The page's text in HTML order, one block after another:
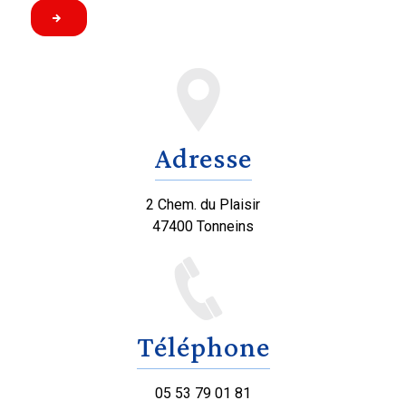
Adresse
2 Chem. du Plaisir
47400 Tonneins
Téléphone
05 53 79 01 81